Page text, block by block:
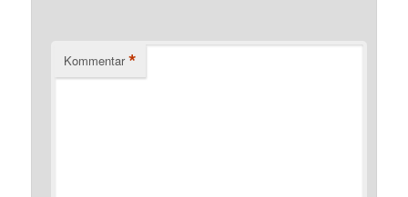
Kommentar *